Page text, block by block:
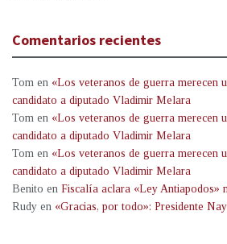
Comentarios recientes
Tom en «Los veteranos de guerra merecen
candidato a diputado Vladimir Melara
Tom en «Los veteranos de guerra merecen
candidato a diputado Vladimir Melara
Tom en «Los veteranos de guerra merecen
candidato a diputado Vladimir Melara
Benito en Fiscalía aclara «Ley Antiapodos»
Rudy en «Gracias, por todo»: Presidente